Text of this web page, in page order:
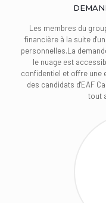
Les membres du
financière à la suite
personnelles.La
le nuage est
confidentiel et offre une
des candidats d'EAF
tout